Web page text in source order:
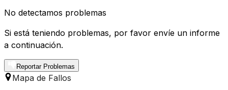
No detectamos problemas
Si está teniendo problemas, por favor envíe un informe
a continuación.
Reportar Problemas
Mapa de Fallos